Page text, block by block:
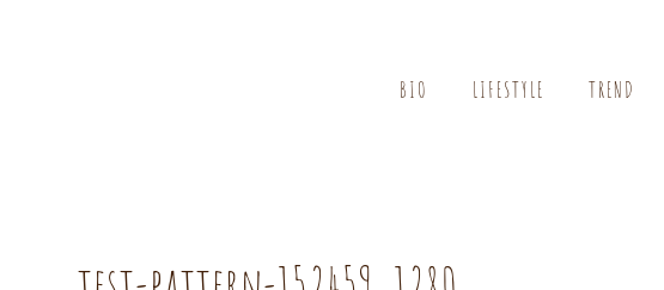
BIO LIFESTYLE TREND